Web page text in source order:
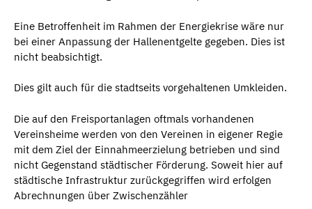
Eine Betroffenheit im Rahmen der Energiekrise wäre nur
bei einer Anpassung der Hallenentgelte gegeben. Dies ist
nicht beabsichtigt.
Dies gilt auch für die stadtseits vorgehaltenen Umkleiden.
Die auf den Freisportanlagen oftmals vorhandenen
Vereinsheime werden von den Vereinen in eigener Regie
mit dem Ziel der Einnahmeerzielung betrieben und sind
nicht Gegenstand städtischer Förderung. Soweit hier auf
städtische Infrastruktur zurückgegriffen wird erfolgen
Abrechnungen über Zwischenzähler